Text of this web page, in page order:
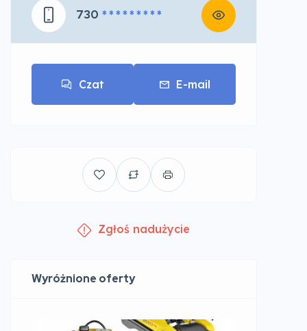
730 * * * * * * * * *
Czat E-mail
Zgłoś nadużycie
Wyróżnione oferty